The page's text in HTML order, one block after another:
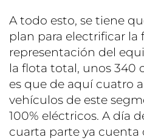
A todo esto, se tiene
plan para electrificar
representación del
la flota total, unos 340
es que de aquí cuatro
vehículos de este
100% eléctricos. A día
cuarta parte ya